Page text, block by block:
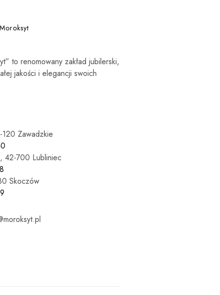
to renomowany zakład jubilerski,
jakości i elegancji swoich
Zawadzkie
42-700 Lubliniec
Skoczów